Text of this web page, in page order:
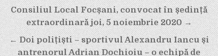
Navigare
în
articole
Consiliul Local Focșani, convocat în ședință
extraordinară joi, 5 noiembrie 2020 →
← Doi polițiști – sportivul Alexandru Iancu și
antrenorul Adrian Dochioiu – o echipă de